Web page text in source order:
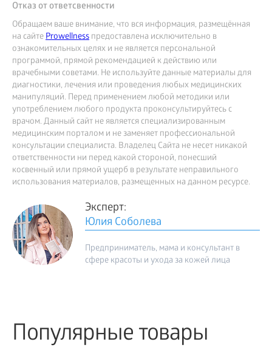
Отказ от ответсвенности
Обращаем ваше внимание, что вся информация, размещённая
на сайтеProwellness предоставлена исключительно в
ознакомительных целях и не является персональной
программой, прямой рекомендацией к действию или
врачебными советами. Не используйте данные материалы для
диагностики, лечения или проведения любых медицинских
манипуляций. Перед применением любой методики или
употреблением любого продукта проконсультируйтесь с
врачом. Данный сайт не является специализированным
медицинским порталом и не заменяет профессиональной
консультации специалиста. Владелец Сайта не несет никакой
ответственности ни перед какой стороной, понесший
косвенный или прямой ущерб в результате неправильного
использования материалов, размещенных на данном ресурсе.
Эксперт:
Юлия Соболева
Предприниматель, мама и консультант в
сфере красоты и ухода за кожей лица
Популярные товары